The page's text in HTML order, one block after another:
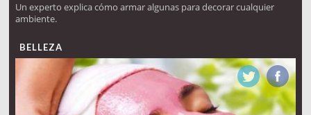
Un experto explica cómo armar algunas para decorar cualquier
ambiente.
BELLEZA